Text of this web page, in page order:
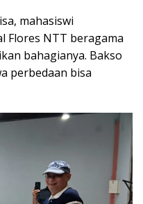
mahasiswi
Flores NTT beragama
bahagianya. Bakso
perbedaan bisa